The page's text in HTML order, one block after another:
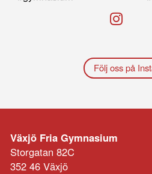
Följ oss på
Växjö Fria Gymnasium
Storgatan 82C
352 46 Växjö